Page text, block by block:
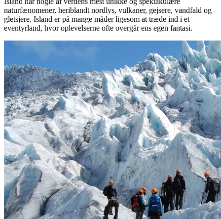
naturfænomener, heriblandt nordlys, vulkaner, gejsere, vandfald og
gletsjere. Island er på mange måder ligesom at træde ind i et
eventyrland, hvor oplevelserne ofte overgår ens egen fantasi.